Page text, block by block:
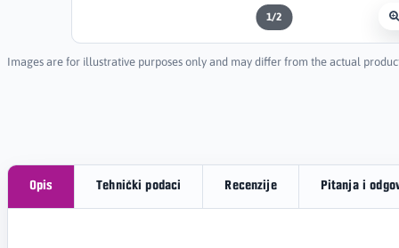
1/2
Images are for illustrative purposes only and may differ from the actual
Opis Tehnički podaci Recenzije Pitanja i